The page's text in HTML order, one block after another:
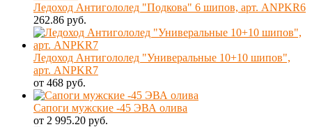
Ледоход Антигололед "Подкова" 6 шипов, арт. ANPKR6
262.86 руб.
Ледоход Антигололед "Универальные 10+10 шипов",
арт. ANPKR7
от 468 руб.
Сапоги мужские -45 ЭВА олива
от 2 995.20 руб.